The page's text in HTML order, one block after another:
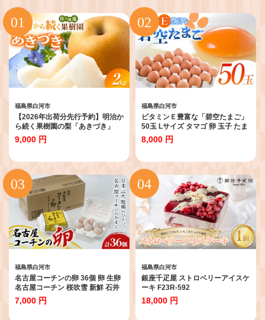
福島県白河市
【2026年出荷分先行予約】明治か
ら続く果樹園の梨「あきづき」
2kg（玉数おまかせ） なし 果物
くだもの デザート ギフト ナシ 甘
218
9,000 円
福島県白河市
ビタミンＥ豊富な「碧空たまご」
50玉 Lサイズ タマゴ 卵 玉子 たま
ご F23R-889
8,000 円
福島県白河市
名古屋コーチンの卵 36個 卵 生卵
名古屋コーチン 桜吹雪 新鮮 石井
養鶏場 F23R-878
7,000 円
福島県白河市
銀座千疋屋 ストロベリーアイスケ
ーキ F23R-592
18,000 円